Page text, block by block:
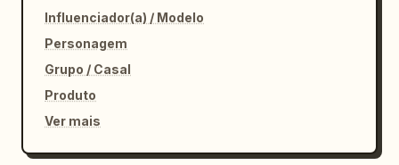
Influenciador(a) / Modelo
Personagem
Grupo / Casal
Produto
Ver mais